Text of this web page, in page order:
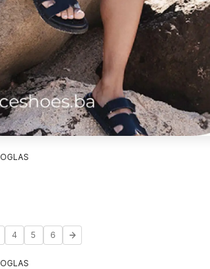
OGLAS
4 5 6
OGLAS